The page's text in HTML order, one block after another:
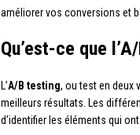
améliorer vos conversions et
Qu’est-ce que
L’A/B testing, ou test en deux
meilleurs résultats. Les
d’identifier les éléments qui